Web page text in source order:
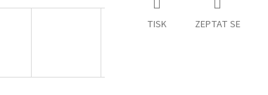
TISK ZEPTAT SE